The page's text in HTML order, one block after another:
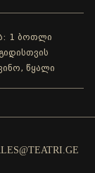
1 ბოთლი
წყალი